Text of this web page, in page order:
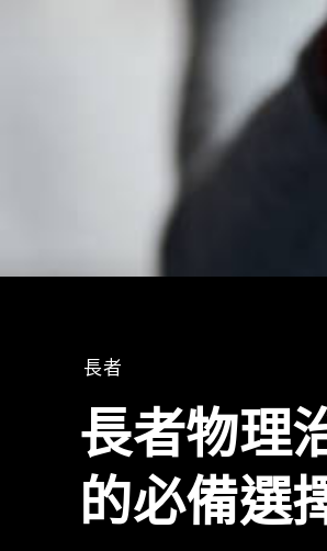
長者
長者物理
的必備選